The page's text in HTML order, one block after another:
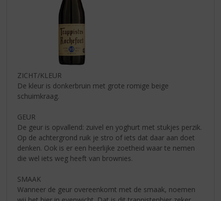
ZICHT/KLEUR
De kleur is donkerbruin met grote romige beige
schuimkraag.
GEUR
De geur is opvallend: zuivel en yoghurt met stukjes perzik.
Op de achtergrond ruik je stro of iets dat daar aan doet
denken. Ook is er een heerlijke zoetheid waar te nemen
die wel iets weg heeft van brownies.
SMAAK
Wanneer de geur overeenkomt met de smaak, noemen